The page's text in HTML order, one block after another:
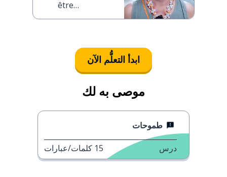
être
célibataire
ابدأ التعلُّم الآن
موصى به لك
طموحات
درس 15 كلمات/عبارات